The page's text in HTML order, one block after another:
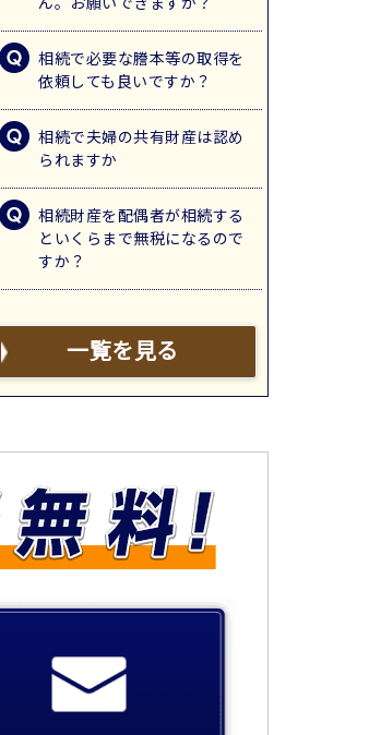
相続で必要な謄本等の取得を
依頼しても良いですか？
相続で夫婦の共有財産は認め
られますか
相続財産を配偶者が相続する
といくらまで無税になるので
すか？
一覧を見る